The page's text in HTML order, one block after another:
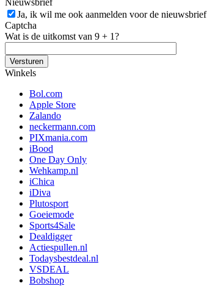
Ja, ik wil me ook aanmelden voor de nieuwsbrief
Captcha
Wat is de uitkomst van 9 + 1?
Winkels
Bol.com
Apple Store
Zalando
neckermann.com
PIXmania.com
iBood
One Day Only
Wehkamp.nl
iChica
iDiva
Plutosport
Goeiemode
Sports4Sale
Dealdigger
Actiespullen.nl
Todaysbestdeal.nl
VSDEAL
Bobshop